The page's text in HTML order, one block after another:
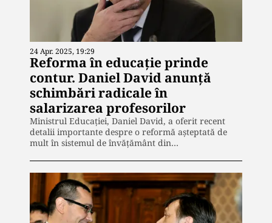
24 Apr. 2025, 19:29
Reforma în educație prinde
contur. Daniel David anunță
schimbări radicale în
salarizarea profesorilor
Ministrul Educației, Daniel David, a oferit recent
detalii importante despre o reformă așteptată de
mult în sistemul de învățământ din…